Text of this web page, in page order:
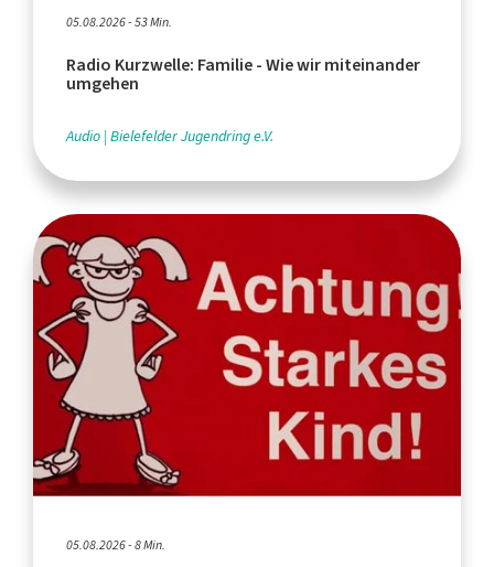
05.08.2026 - 53 Min.
Radio Kurzwelle: Familie - Wie wir miteinander
umgehen
Audio Bielefelder Jugendring e.V.
05.08.2026 - 8 Min.